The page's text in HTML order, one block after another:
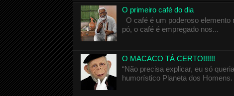
O primeiro café do dia
O café é um poderoso
pó, o café é empregado nos...
O MACACO TÁ CERTO!!!!!!
“Não precisa explicar, eu só
humorístico Planeta dos Homens.